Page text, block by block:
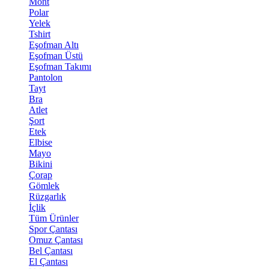
Polar
Yelek
Tshirt
Eşofman Altı
Eşofman Üstü
Eşofman Takımı
Pantolon
Tayt
Bra
Atlet
Şort
Etek
Elbise
Mayo
Bikini
Çorap
Gömlek
Rüzgarlık
İçlik
Tüm Ürünler
Spor Çantası
Omuz Çantası
Bel Çantası
El Çantası